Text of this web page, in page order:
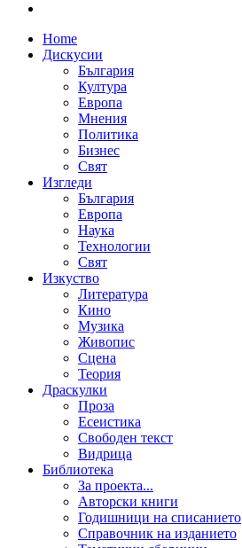
Home
Дискусии
България
Култура
Европа
Мнения
Политика
Бизнес
Свят
Изгледи
България
Европа
Наука
Технологии
Свят
Изкуство
Литература
Кино
Музика
Живопис
Сцена
Теория
Драскулки
Проза
Есеистика
Свободен текст
Видрица
Библиотека
За проекта...
Авторски книги
Годишници на списанието
Справочник на изданието